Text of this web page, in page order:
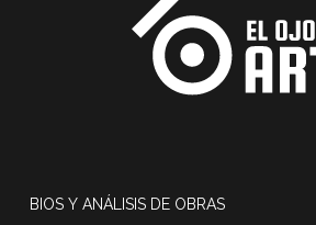
BIOS Y ANÁLISIS DE OBRAS